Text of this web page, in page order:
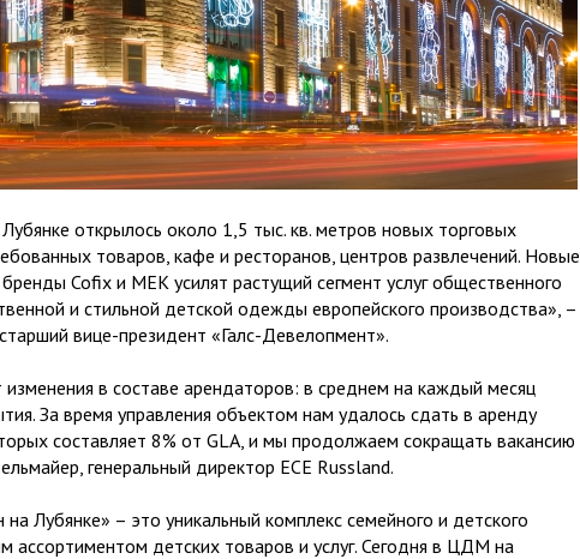
открылось около 1,5 тыс. кв. метров новых торговых
товаров, кафе и ресторанов, центров развлечений. Новые
Cofix и MEK усилят растущий сегмент услуг общественного
и стильной детской одежды европейского производства», –
вице-президент «Галс-Девелопмент».
в составе арендаторов: в среднем на каждый месяц
За время управления объектом нам удалось сдать в аренду
составляет 8% от GLA, и мы продолжаем сокращать вакансию
генеральный директор ECE Russland.
Лубянке» – это уникальный комплекс семейного и детского
ассортиментом детских товаров и услуг. Сегодня в ЦДМ на